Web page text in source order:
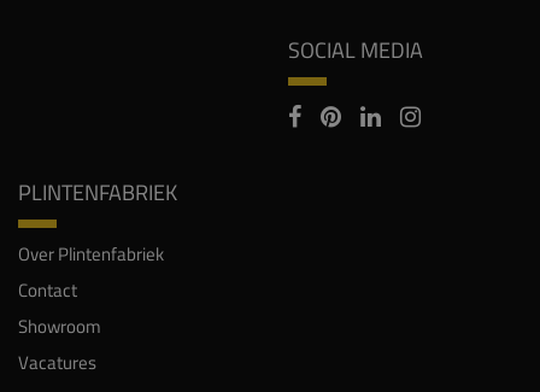
SOCIAL MEDIA
PLINTENFABRIEK
Over Plintenfabriek
Contact
Showroom
Vacatures